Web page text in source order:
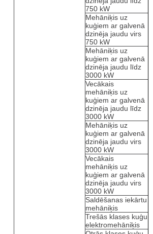
750 kW
Mehāniķis uz
kuģiem ar galvenā
dzinēja jaudu virs
750 kW
Mehāniķis uz
kuģiem ar galvenā
dzinēja jaudu līdz
3000 kW
Vecākais
mehāniķis uz
kuģiem ar galvenā
dzinēja jaudu līdz
3000 kW
Mehāniķis uz
kuģiem ar galvenā
dzinēja jaudu virs
3000 kW
Vecākais
mehāniķis uz
kuģiem ar galvenā
dzinēja jaudu virs
3000 kW
Saldēšanas iekārtu
mehāniķis
Trešās klases kuģu
elektromehāniķis